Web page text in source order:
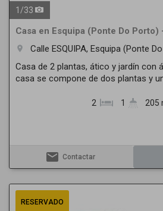
1 /33
Casa en Esquipa (Ponte Do Porto)
room
Calle ESQUIPA, Esquipa (Ponte
Casa de 2 plantas, ático y jardín con
casa se compone de dos plantas y
2 1 205
email Contactar
RESERVADO
Previous